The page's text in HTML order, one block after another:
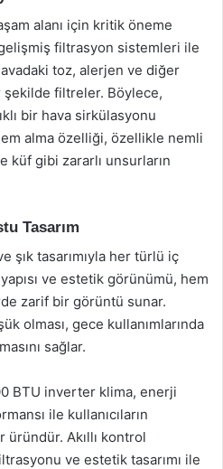
alanı için kritik öneme
filtrasyon sistemleri ile
toz, alerjen ve diğer
filtreler. Böylece,
bir hava sirkülasyonu
alma özelliği, özellikle nemli
küf gibi zararlı unsurların
Tasarım
şık tasarımıyla her türlü iç
ve estetik görünümü, hem
zarif bir görüntü sunar.
olması, gece kullanımlarında
sağlar.
BTU inverter klima, enerji
ile kullanıcıların
Akıllı kontrol
ve estetik tasarımı ile